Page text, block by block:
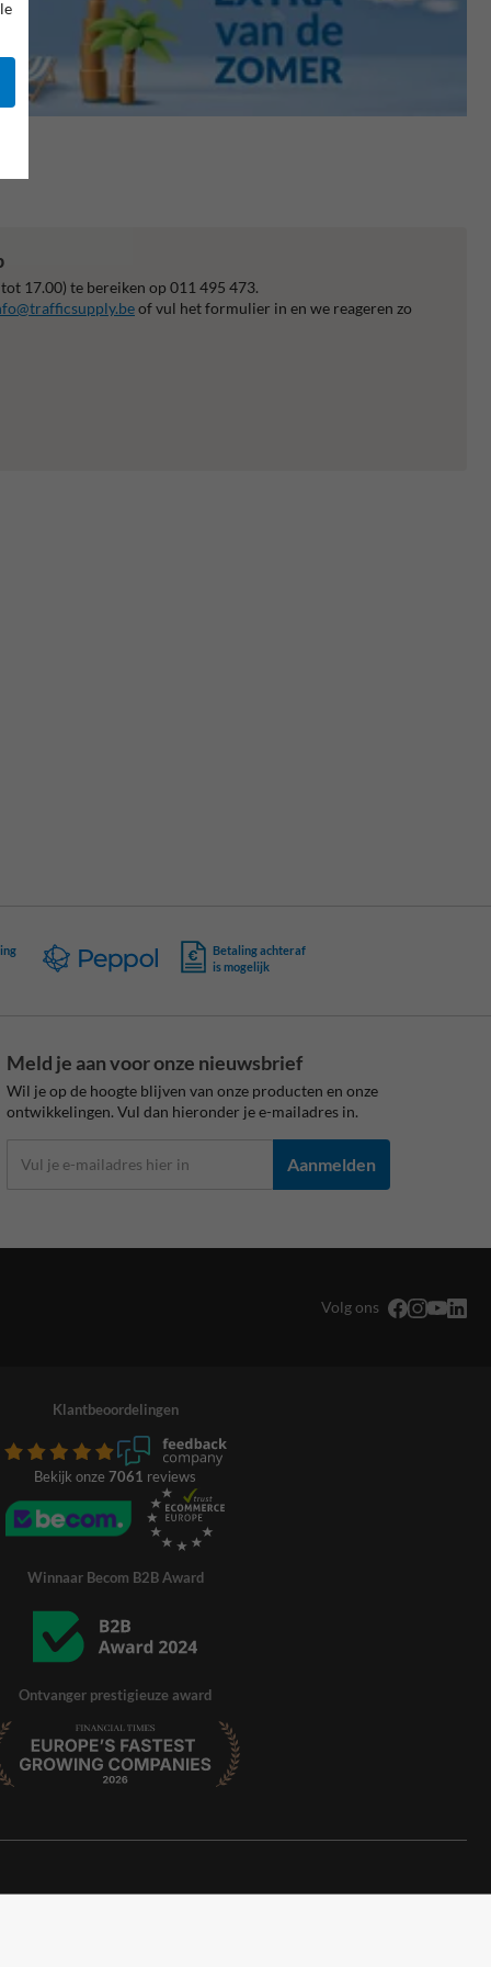
17.00) te bereiken op 011 495 473.
of vul het formulier in en we reageren zo
Betaling achteraf
is mogelijk
Meld je aan voor onze nieuwsbrief
Wil je op de hoogte blijven van onze producten en onze
ontwikkelingen. Vul dan hieronder je e-mailadres in.
Aanmelden
Volg ons
Klantbeoordelingen
Bekijk onze 7061 reviews
Winnaar Becom B2B Award
Ontvanger prestigieuze award